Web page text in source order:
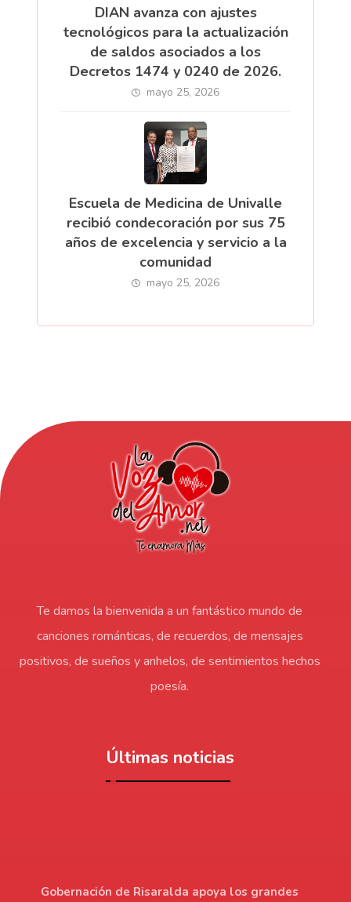
DIAN avanza con ajustes
tecnológicos para la actualización
de saldos asociados a los
Decretos 1474 y 0240 de 2026.
mayo 25, 2026
Escuela de Medicina de Univalle
recibió condecoración por sus 75
años de excelencia y servicio a la
comunidad
mayo 25, 2026
Te damos la bienvenida a un fantástico mundo de
canciones románticas, de recuerdos, de mensajes
positivos, de sueños y anhelos, de sentimientos hechos
poesía.
Últimas noticias
Gobernación de Risaralda apoya los grandes